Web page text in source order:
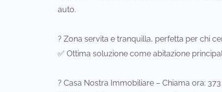
auto.
? Zona servita e tranquilla, perfetta per chi
✅ Ottima soluzione come abitazione
? Casa Nostra Immobiliare – Chiama ora: